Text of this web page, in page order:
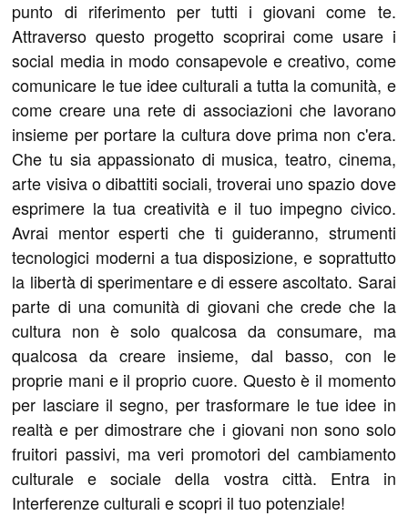
punto di riferimento per tutti i giovani come te.
Attraverso questo progetto scoprirai come usare i
social media in modo consapevole e creativo, come
comunicare le tue idee culturali a tutta la comunità, e
come creare una rete di associazioni che lavorano
insieme per portare la cultura dove prima non c'era.
Che tu sia appassionato di musica, teatro, cinema,
arte visiva o dibattiti sociali, troverai uno spazio dove
esprimere la tua creatività e il tuo impegno civico.
Avrai mentor esperti che ti guideranno, strumenti
tecnologici moderni a tua disposizione, e soprattutto
la libertà di sperimentare e di essere ascoltato. Sarai
parte di una comunità di giovani che crede che la
cultura non è solo qualcosa da consumare, ma
qualcosa da creare insieme, dal basso, con le
proprie mani e il proprio cuore. Questo è il momento
per lasciare il segno, per trasformare le tue idee in
realtà e per dimostrare che i giovani non sono solo
fruitori passivi, ma veri promotori del cambiamento
culturale e sociale della vostra città. Entra in
Interferenze culturali e scopri il tuo potenziale!